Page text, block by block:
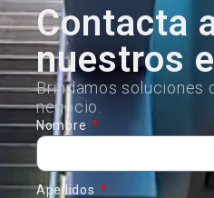
Contacta
nuestros
Brindamos soluciones
negocio.
Nombre
Apellidos